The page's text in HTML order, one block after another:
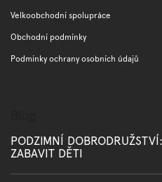
Velkoobchodní spolupráce
Obchodní podmínky
Podmínky ochrany osobních údajů
PODZIMNÍ
ZABAVIT DĚTI